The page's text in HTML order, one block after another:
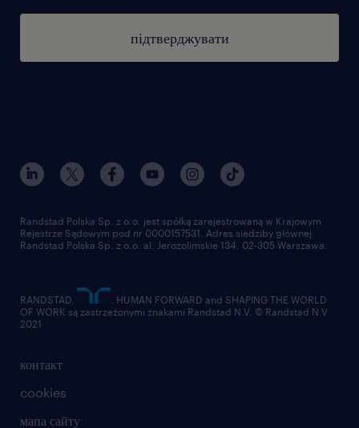
підтверджувати
контакт
cookies
мапа сайту
Randstad Polska Sp. z o.o. jest spółką zarejestrowaną w Krajowym
Rejestrze Sądowym pod nr 0000157531. Adres siedziby głównej
Randstad Polska Sp. z o.o. al. Jerozolimskie 134, 02-305 Warszawa.
RANDSTAD,
, HUMAN FORWARD and SHAPING THE WORLD
OF WORK są zastrzeżonymi znakami Randstad N.V. © Randstad N.V
2021